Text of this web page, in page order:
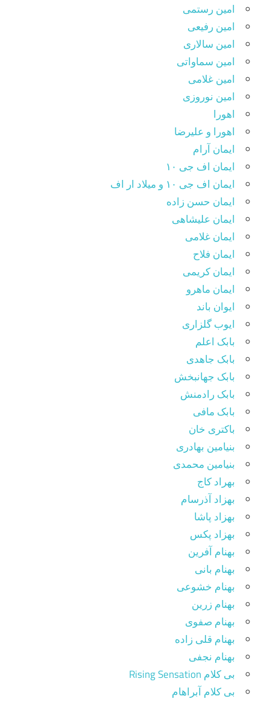
امین رستمی
امین رفیعی
امین سالاری
امین سماواتی
امین غلامی
امین نوروزی
اهورا
اهورا و علیرضا
ایمان آرام
ایمان اف جی ۱۰
ایمان اف جی ۱۰ و میلاد ار اف
ایمان حسن زاده
ایمان علیشاهی
ایمان غلامی
ایمان فلاح
ایمان کریمی
ایمان ماهرو
ایوان باند
ایوب گلزاری
بابک اعلم
بابک جاهدی
بابک جهانبخش
بابک رادمنش
بابک مافی
باکتری خان
بنیامین بهادری
بنیامین محمدی
بهراد کاج
بهزاد آذرسام
بهزاد پاشا
بهزاد پکس
بهنام آفرین
بهنام بانی
بهنام خشوعی
بهنام زرین
بهنام صفوی
بهنام قلی زاده
بهنام نجفی
بی کلام Rising Sensation
بی کلام آبراهام